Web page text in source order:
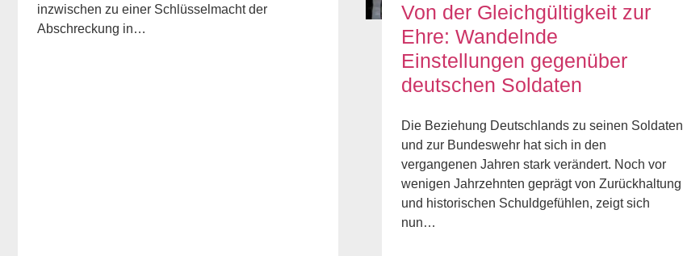
inzwischen zu einer Schlüsselmacht der
Abschreckung in…
Von der Gleichgültigkeit zur
Ehre: Wandelnde
Einstellungen gegenüber
deutschen Soldaten
Die Beziehung Deutschlands zu seinen Soldaten
und zur Bundeswehr hat sich in den
vergangenen Jahren stark verändert. Noch vor
wenigen Jahrzehnten geprägt von Zurückhaltung
und historischen Schuldgefühlen, zeigt sich
nun…